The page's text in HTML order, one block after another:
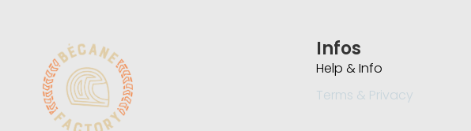
Infos
Help & Info
Terms & Privacy